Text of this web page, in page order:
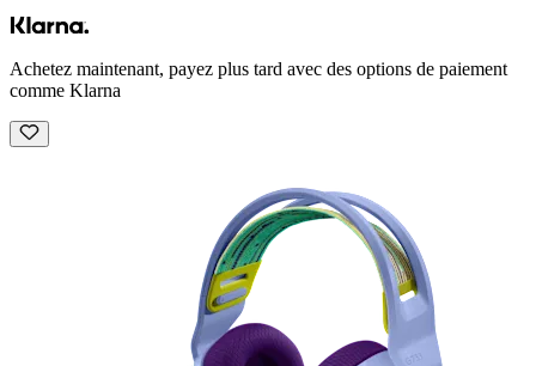
Achetez maintenant, payez plus tard avec des options de paiement
comme Klarna